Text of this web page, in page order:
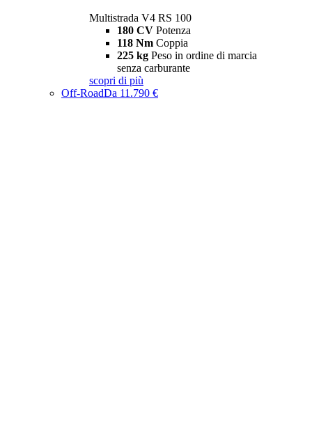
Multistrada V4 RS 100
180 CV Potenza
118 Nm Coppia
225 kg Peso in ordine di marcia
senza carburante
scopri di più
Off-RoadDa 11.790 €